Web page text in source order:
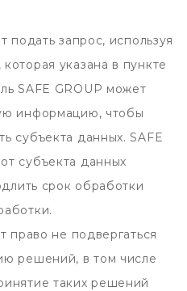
подать запрос, используя
указана в пункте
SAFE GROUP может
информацию, чтобы
субъекта данных. SAFE
субъекта данных
срок обработки
право не подвергаться
решений, в том числе
таких решений